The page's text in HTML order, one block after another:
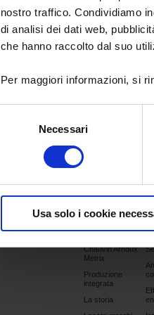
nostro traffico. Condividiamo
di analisi dei dati web,
che hanno raccolto dal suo
Per maggiori informazioni, si
Necessari
Usa solo i cookie
approfittare di
dai siti del
Chauvin Arnoux
Metrix
Produzione
integrata
La storia